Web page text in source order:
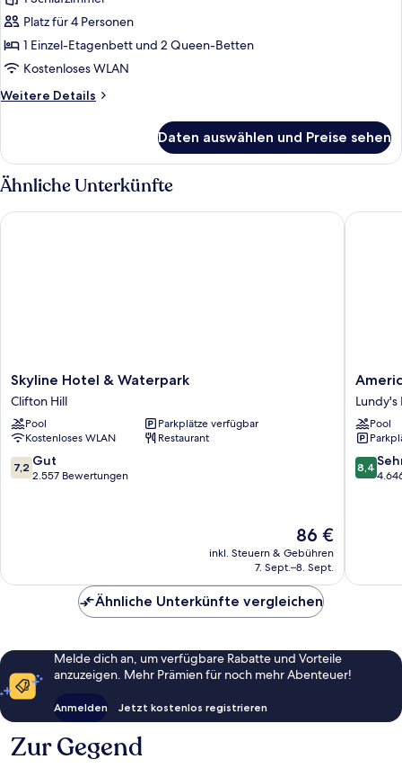
Wolf
Den
Suite
Platz für 4 Personen
1 Einzel-Etagenbett und 2 Queen-Betten
Kostenloses WLAN
Weitere Details
Weitere
Wolf
Den
Suite
Daten auswählen und Preise sehen
Ähnliche Unterkünfte
Skyline
Hotel
&
Waterpark
Clifton
Hill
Skyline Hotel & Waterpark
Clifton Hill
Pool
Parkplätze verfügbar
Kostenloses WLAN
Restaurant
7.2
von
7,2 Gut
2.557 Bewertungen
Der
Preis
beträgt
86 €
inkl. Steuern & Gebühren
7. Sept.–8. Sept.
Skyline Hotel & Waterpark
Resort
and
Spa
Lundy's
Lane
Lundy's
Pool
8.4
von
8,4
Ähnliche Unterkünfte vergleichen
Melde dich an, um verfügbare Rabatte und Vorteile
anzuzeigen. Mehr Prämien für noch mehr Abenteuer!
Anmelden Jetzt kostenlos registrieren
Zur Gegend